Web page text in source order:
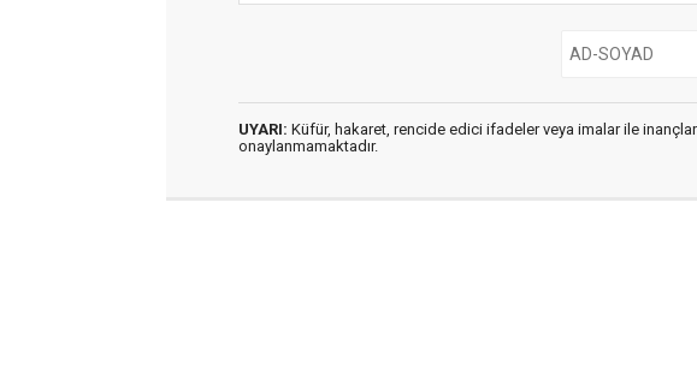
UYARI: Küfür, hakaret, rencide edici ifadeler veya imalar ile
onaylanmamaktadır.